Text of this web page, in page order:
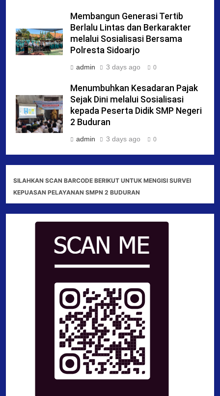
Membangun Generasi Tertib
Berlalu Lintas dan Berkarakter
melalui Sosialisasi Bersama
Polresta Sidoarjo
admin 3 days ago 0
Menumbuhkan Kesadaran Pajak
Sejak Dini melalui Sosialisasi
kepada Peserta Didik SMP Negeri
2 Buduran
admin 3 days ago 0
SILAHKAN SCAN BARCODE BERIKUT UNTUK MENGISI SURVEI
KEPUASAN PELAYANAN SMPN 2 BUDURAN